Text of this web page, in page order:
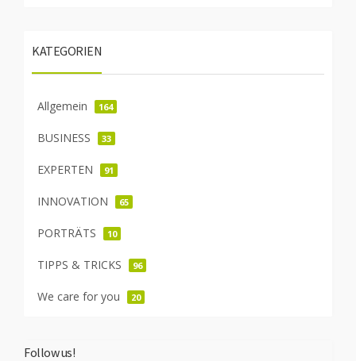
KATEGORIEN
Allgemein 164
BUSINESS 33
EXPERTEN 91
INNOVATION 65
PORTRÄTS 10
TIPPS & TRICKS 96
We care for you 20
Follow us!